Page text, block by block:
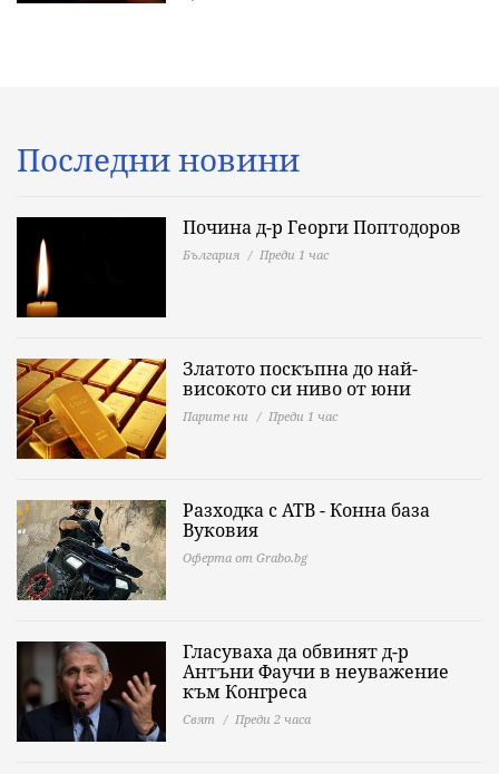
Последни новини
Почина д-р Георги Поптодоров
България Преди 1 час
Златото поскъпна до най-
високото си ниво от юни
Парите ни Преди 1 час
Разходка с АТВ - Конна база
Вуковия
Оферта от Grabo.bg
Гласуваха да обвинят д-р
Антъни Фаучи в неуважение
към Конгреса
Свят Преди 2 часа